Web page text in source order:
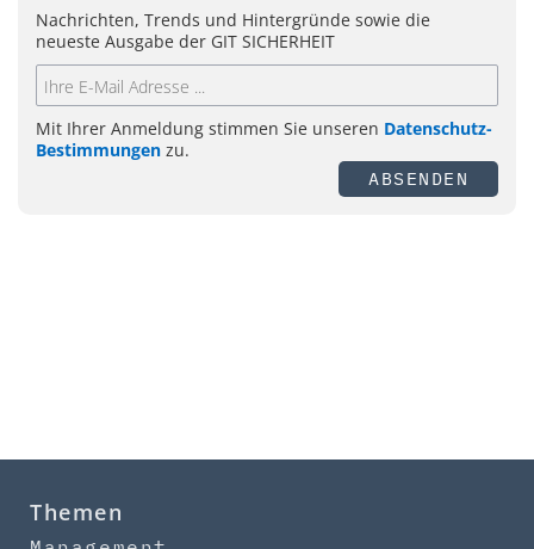
Nachrichten, Trends und Hintergründe sowie die
neueste Ausgabe der GIT SICHERHEIT
Mit Ihrer Anmeldung stimmen Sie unseren Datenschutz-
Bestimmungen zu.
ABSENDEN
Themen